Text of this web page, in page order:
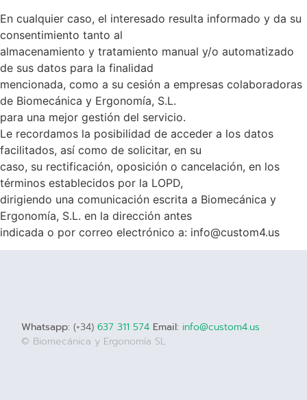
En cualquier caso, el interesado resulta informado y da su
consentimiento tanto al
almacenamiento y tratamiento manual y/o automatizado
de sus datos para la finalidad
mencionada, como a su cesión a empresas colaboradoras
de Biomecánica y Ergonomía, S.L.
para una mejor gestión del servicio.
Le recordamos la posibilidad de acceder a los datos
facilitados, así como de solicitar, en su
caso, su rectificación, oposición o cancelación, en los
términos establecidos por la LOPD,
dirigiendo una comunicación escrita a Biomecánica y
Ergonomía, S.L. en la dirección antes
indicada o por correo electrónico a: info@custom4.us
Whatsapp: (+34)637 311 574 Email: info@custom4.us
© Biomecánica y Ergonomía SL